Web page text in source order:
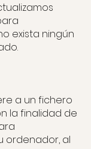
exista ningún
a un fichero
la finalidad de
ordenador, al